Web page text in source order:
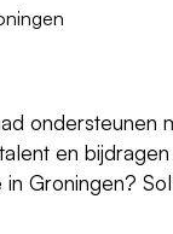
ondersteunen
en bijdragen
Groningen?